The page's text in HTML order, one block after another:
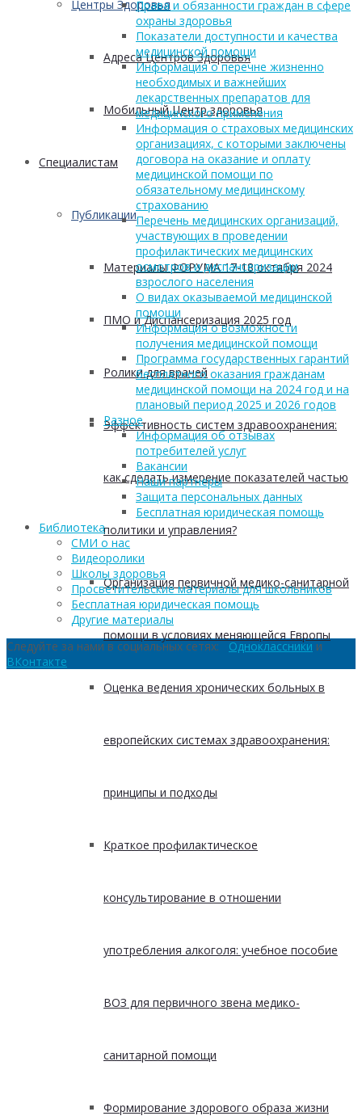
Центры Здоровья
Адреса Центров Здоровья
Мобильный Центр здоровья
Cпециалистам
Публикации
Материалы ФОРУМА 17-18 октября 2024
ПМО и Диспансеризация 2025 год
Ролики для врачей
Эффективность систем здравоохранения:
как сделать измерение показателей частью
политики и управления?
Организация первичной медико-санитарной
помощи в условиях меняющейся Европы
Оценка ведения хронических больных в
европейских системах здравоохранения:
принципы и подходы
Краткое профилактическое
консультирование в отношении
употребления алкоголя: учебное пособие
ВОЗ для первичного звена медико-
санитарной помощи
Формирование здорового образа жизни
Права и обязанности граждан в сфере
охраны здоровья
Показатели доступности и качества
медицинской помощи
Информация о перечне жизненно
необходимых и важнейших
лекарственных препаратов для
медицинского применения
Информация о страховых медицинских
организациях, с которыми заключены
договора на оказание и оплату
медицинской помощи по
обязательному медицинскому
страхованию
Перечень медицинских организаций,
участвующих в проведении
профилактических медицинских
осмотров и диспансеризации
взрослого населения
О видах оказываемой медицинской
помощи
Информация о возможности
получения медицинской помощи
Программа государственных гарантий
бесплатного оказания гражданам
медицинской помощи на 2024 год и на
плановый период 2025 и 2026 годов
Разное
Информация об отзывах
потребителей услуг
Вакансии
Наши партнеры
Защита персональных данных
Бесплатная юридическая помощь
Библиотека
СМИ о нас
Видеоролики
Школы здоровья
Просветительские материалы для школьников
Бесплатная юридическая помощь
Другие материалы
Следуйте за нами в социальных сетях: Одноклассники и
ВКонтакте